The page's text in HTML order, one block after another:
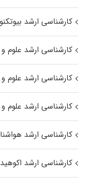
کارشناسی ارشد
کارشناسی ارشد علوم
کارشناسی ارشد علوم
کارشناسی ارشد
کارشناسی ارشد
کارشناسی ارشد